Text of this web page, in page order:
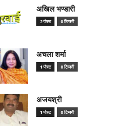
अखिल भण्डारी
2 पोस्ट 0 टिप्पणी
अचला शर्मा
1 पोस्ट 0 टिप्पणी
अजयश्री
1 पोस्ट 0 टिप्पणी